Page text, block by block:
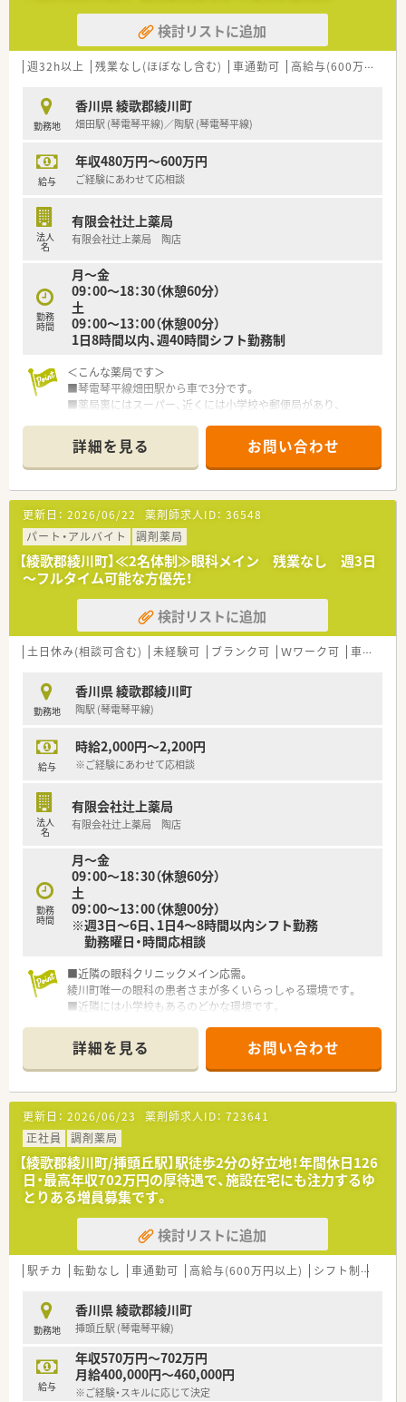
＜研修制度＞
■新入社員導入研修、現場OJT、集合研修、
他店舗研修、各種勉強会や社内研究発表会、
更にe-Learningシステムまで導入しており、
■自主参加型の勉強会も開催しています！
・月に1回開催される調剤勉強会とは別に、
「わかばクラブ」という若手社員による自主的な
・2ヶ月に1回開催される小売勉強会とは別に、
「たけのこクラブ」という若手社員によるOTC、
＜法人特徴＞
■株式会社トプコグループ（有限会社辻上薬局・有限会社アイン
県下一円の店舗連携を通して香川県下で2番目に多い店舗数の
運営を行っています。
■社員が活き活きと活躍できる職場づくりを目指し、
福利厚生などを充実させて環境を整えています。
また、ライフステージに合わせて、多様な働き方も実現できま
創業当初より医薬分業に積極的に努め、独自のノウハウを構築
した結果、
四国エリアでも非常にレベルの高い勤務薬剤師の方々を育成
されています。
■福利厚生として、永年勤続表彰として、
15年及び30年勤務者を対象として表彰しています。
生命保険の加入・退職金制度（3年以上）もあり充実していま
す。
■退職金積み立て費用は会社負担になります。
■お休みは日・祝＋平日4日/月の週休2日制となっております。
■互助会制度も有り、結婚祝い金や出産祝い金制度を運用されて
います。
■3年以上在籍されている薬剤師は全員認定薬剤師を取得してい
ます。
■ほぼ全ての店舗で地域支援体制加算を算定されています。
■現在、従業員の満足度を上げるため有給休暇取得推進や残業を
抑える等
「働き方改革」を法人で取り組んでいます。
＜こんな方にもオススメ＞
■福利厚生の充実した会社で勤務したい方
■在宅に関する知識も身に付けたい方
少しでも気になった方はお問い合わせくださいませ
検討リストに追加
週32h以上 残業なし(ほぼなし含む) 車通勤可 高給与(600万円以上)
勤務地
香川県 綾歌郡綾川町
畑田駅 (琴電琴平線)／陶駅 (琴電琴平線)
給与
年収480万円～600万円
ご経験にあわせて応相談
法人
名
有限会社辻上薬局
有限会社辻上薬局 陶店
勤務
時間
月～金
09：00～18：30（休憩60分）
土
09：00～13：00（休憩00分）
1日8時間以内、週40時間シフト勤務制
＜こんな薬局です＞
■琴電琴平線畑田駅から車で3分です。
■薬局裏にはスーパー、近くには小学校や郵便局があり、
■受付カウンターや投薬口には椅子を用意しており
患者様が落ち着いて説明を受ける事が出来る環境です。
■一般品薬や、栄養ドリンク等の雑貨品も多数置いてあります。
■調剤室は広々としており、整理整頓されています。
＜業務内容＞
■眼科がメインとなります。
在宅も取り組んでいる店舗です。
■処方箋は70～80枚/日程度です。
■薬剤師は2名体制です。
■新入社員導入研修、現場OJT、集合研修、他店舗研修、
各種勉強会や社内研究発表会、更にe-Learningシステムまで
入社後の薬剤師としてのスキルアップを支援致します。
■自主参加型の勉強会も開催しています！
▶月に1回開催される調剤勉強会とは別に、
ございます。
▶2ヶ月に1回開催される小売勉強会とは別に、
サプリメントの勉強会もございます。
＜法人特徴＞
ス）は、
県下一円の店舗連携を通して香川県下で2番目に多い店舗数の
運営を行っています。
■社員が活き活きと活躍できる職場づくりを目指し、
福利厚生などを充実させて環境を整えています。
また、ライフステージに合わせて、多様な働き方も実現できま
創業当初より医薬分業に積極的に努め、独自のノウハウを構築
した結果、
四国エリアでも非常にレベルの高い勤務薬剤師の方々を育成
されています。
■福利厚生として、永年勤続表彰として、
15年及び30年勤務者を対象として表彰しています。
生命保険の加入・退職金制度（3年以上）もあり充実していま
す。
■退職金積み立て費用は会社負担になります。
■お休みは日・祝＋平日4日/月の週休2日制となっております。
■互助会制度も有り、結婚祝い金や出産祝い金制度を運用されて
います。
■3年以上在籍されている薬剤師は全員認定薬剤師を取得してい
ます。
■ほぼ全ての店舗で地域支援体制加算を算定されています。
■現在、従業員の満足度を上げるため有給休暇取得推進や残業を
「働き方改革」を法人で取り組んでいます。
■自主的に勉強できる環境でスキルアップしたい方
■外来だけでなく、在宅のスキルも身に付けたい方
等々…
少しでも気になった方はお問い合わせくださいませ
詳細を見る お問い合わせ
更新日： 2026/06/22 薬剤師求人ID： 36548
パート・アルバイト
調剤薬局
【綾歌郡綾川町】≪2名体制≫眼科メイン 残業なし 週3日
～フルタイム可能な方優先！
検討リストに追加
土日休み(相談可含む) 未経験可 ブランク可 Ｗワーク可 車通勤可
勤務地
香川県 綾歌郡綾川町
陶駅 (琴電琴平線)
給与
時給2,000円～2,200円
※ご経験にあわせて応相談
法人
名
有限会社辻上薬局
有限会社辻上薬局 陶店
勤務
時間
月～金
09：00～18：30（休憩60分）
土
09：00～13：00（休憩00分）
※週3日～6日、1日4～8時間以内シフト勤務
勤務曜日・時間応相談
■近隣の眼科クリニックメイン応需。
綾川町唯一の眼科の患者さまが多くいらっしゃる環境です。
■近隣には小学校もあるのどかな環境です。
ス）は、県下一円の店舗連携を通して香川県下で2番目に多い調
剤店舗数の運営を行っています。
■社員が活き活きと活躍できる職場づくりを目指し、福利厚生な
どを充実させて環境を整えています。
また、ライフステージに合わせて、多様な働き方も実現できま
す。創業当初より医薬分業に積極的に努め、独自のノウハウを構
築した結果、四国エリアでも非常にレベルの高い勤務薬剤師の
方々を育成されています。
■互助会制度も有り、結婚祝い金や出産祝い金制度を運用されて
います。
■3年以上在籍されている薬剤師は全員認定薬剤師を取得してい
ます。
■ほぼ全ての店舗で地域支援体制加算を算定されています。
■現在、従業員の満足度を上げるため有給休暇取得推進や残業を
抑える等「働き方改革」を法人で取り組んでいます。
詳細を見る お問い合わせ
更新日： 2026/06/23 薬剤師求人ID： 723641
正社員
調剤薬局
【綾歌郡綾川町/挿頭丘駅】駅徒歩2分の好立地！年間休日126
日・最高年収702万円の厚待遇で、施設在宅にも注力するゆ
とりある増員募集です。
検討リストに追加
駅チカ 転勤なし 車通勤可 高給与(600万円以上) シフト制
勤務地
香川県 綾歌郡綾川町
挿頭丘駅 (琴電琴平線)
給与
年収570万円～702万円
月給400,000円～460,000円
※ご経験・スキルに応じて決定